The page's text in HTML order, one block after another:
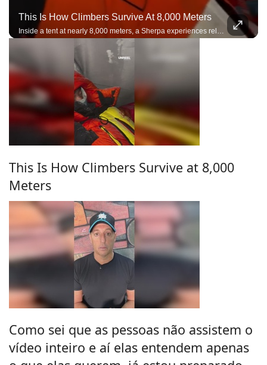
This Is How Climbers Survive At 8,000 Meters
Inside a tent at nearly 8,000 meters, a Sherpa experiences relentless winds, freezing temperatures, and the harsh reality of resting in the death zone during a high-altitude expedition.
This Is How Climbers Survive at 8,000
Meters
Como sei que as pessoas não assistem o
vídeo inteiro e aí elas entendem apenas